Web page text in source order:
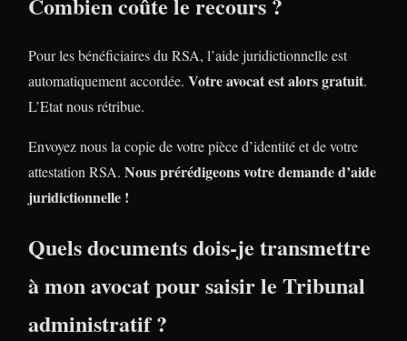
Pour les bénéficiaires du RSA, l’aide juridictionnelle est
automatiquement accordée. Votre avocat est alors gratuit.
L’Etat nous rétribue.
Envoyez nous la copie de votre pièce d’identité et de votre
attestation RSA. Nous prérédigeons votre demande d’aide
juridictionnelle !
Quels documents dois-je transmettre
à mon avocat pour saisir le Tribunal
administratif ?